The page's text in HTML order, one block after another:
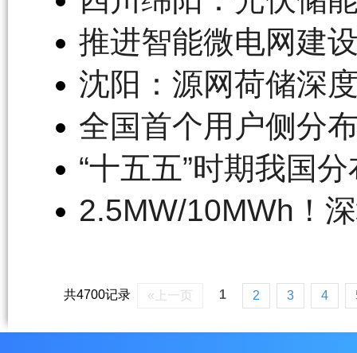
推进智能微电网建
沈阳：源网荷储深
全国首个用户侧分
“十五五”时期我国
2.5MW/10MWh！
共4700记录 «上一页 1 2 3 4